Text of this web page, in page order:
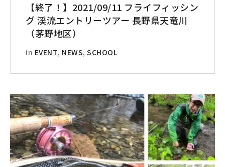
【終了！】2021/09/11 フライフィッシン
グ 渓流エントリーツアー 長野県天竜川
（茅野地区）
in EVENT, NEWS, SCHOOL